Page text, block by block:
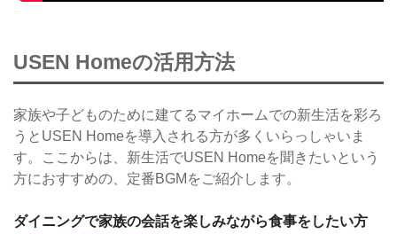
USEN Homeの活用方法
家族や子どものために建てるマイホームでの新生活を彩ろ
うとUSEN Homeを導入される方が多くいらっしゃいま
す。ここからは、新生活でUSEN Homeを聞きたいという
方におすすめの、定番BGMをご紹介します。
ダイニングで家族の会話を楽しみながら食事をしたい方